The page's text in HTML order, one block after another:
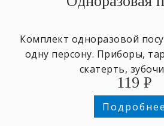
Комплект одноразовой
одну персону. Приборы,
скатерть,
119 ₽
Подробнее